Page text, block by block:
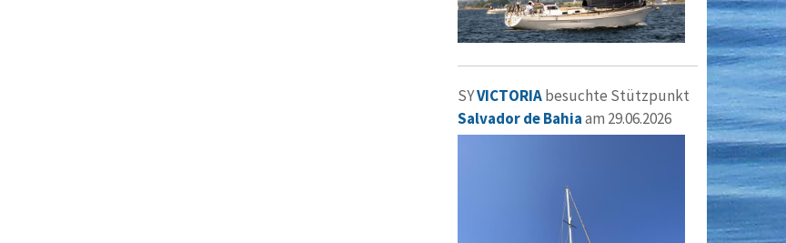
SYVICTORIAbesuchte Stützpunkt
Salvador de Bahiaam 29.06.2026